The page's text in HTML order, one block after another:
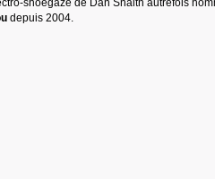
shoegaze de Dan Snaith autrefois
depuis 2004.